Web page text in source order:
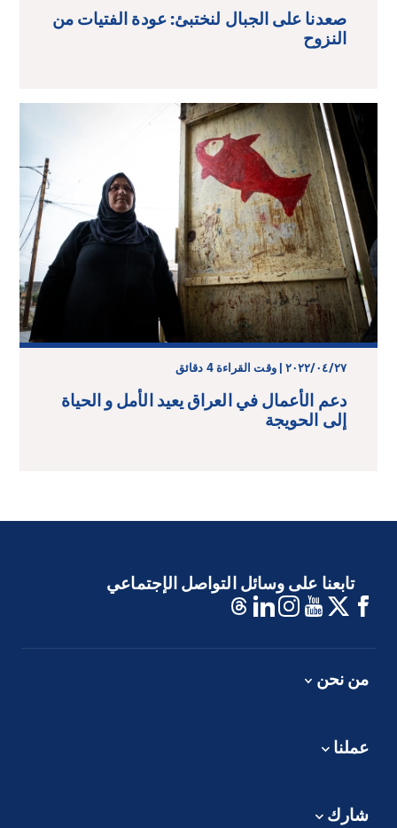
صعدنا على الجبال لنختبئ: عودة الفتيات من
النزوح
٢٧‏/٠٤‏/٢٠٢٢ | وقت القراءة 4 دقائق
دعم الأعمال في العراق يعيد الأمل و الحياة
إلى الحويجة
تابعنا على وسائل التواصل الإجتماعي
من نحن
عملنا
شارك